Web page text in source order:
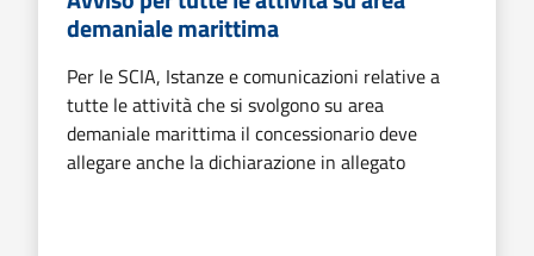
demaniale marittima
Per le SCIA, Istanze e comunicazioni relative a
tutte le attività che si svolgono su area
demaniale marittima il concessionario deve
allegare anche la dichiarazione in allegato